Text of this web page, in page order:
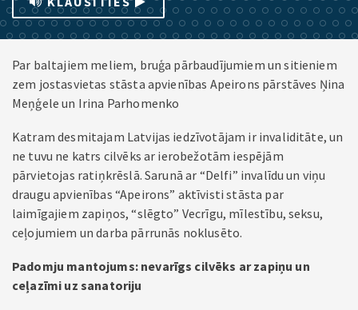
Par baltajiem meliem, bruģa pārbaudījumiem un sitieniem
zem jostasvietas stāsta apvienības Apeirons pārstāves Ņina
Meņģele un Irina Parhomenko
Katram desmitajam Latvijas iedzīvotājam ir invaliditāte, un
ne tuvu ne katrs cilvēks ar ierobežotām iespējām
pārvietojas ratiņkrēslā. Sarunā ar “Delfi” invalīdu un viņu
draugu apvienības “Apeirons” aktīvisti stāsta par
laimīgajiem zapiņos, “slēgto” Vecrīgu, mīlestību, seksu,
ceļojumiem un darba pārrunās noklusēto.
Padomju mantojums: nevarīgs cilvēks ar zapiņu un
ceļazīmi uz sanatoriju